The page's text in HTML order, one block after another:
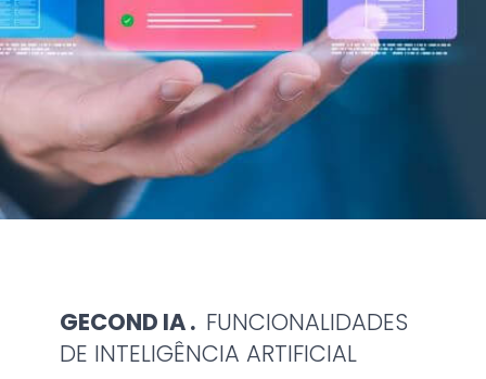
GECOND IA . FUNCIONALIDADES
DE INTELIGÊNCIA ARTIFICIAL